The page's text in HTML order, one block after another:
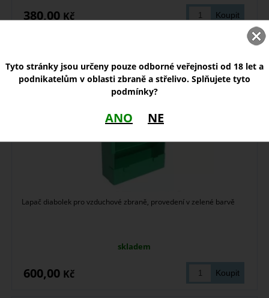
380,00 Kč
Lapač diabolek pro vzduchové zbraně, provedení v zelené barvě
skladem
600,00 Kč
Tyto stránky jsou určeny pouze odborné veřejnosti od 18 let a
podnikatelům v oblasti zbraně a střelivo. Splňujete tyto
podmínky?
ANO NE